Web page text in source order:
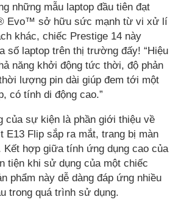
những mẫu laptop đầu tiên đạt
Evo™ sở hữu sức mạnh từ vi xử lí
khác, chiếc Prestige 14 này
số laptop trên thị trường đấy! “Hiệu
năng khởi động tức thời, độ phản
lượng pin dài giúp đem tới một
có tính di động cao.”
của sự kiện là phần giới thiệu về
E13 Flip sắp ra mắt, trang bị màn
Kết hợp giữa tính ứng dụng cao của
tiện khi sử dụng của một chiếc
phẩm này dễ dàng đáp ứng nhiều
trong quá trình sử dụng.